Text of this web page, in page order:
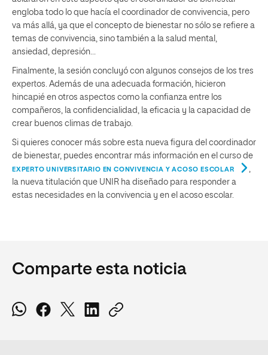
engloba todo lo que hacía el coordinador de convivencia, pero
va más allá, ya que el concepto de bienestar no sólo se refiere a
temas de convivencia, sino también a la salud mental,
ansiedad, depresión…
Finalmente, la sesión concluyó con algunos consejos de los tres
expertos. Además de una adecuada formación, hicieron
hincapié en otros aspectos como la confianza entre los
compañeros, la confidencialidad, la eficacia y la capacidad de
crear buenos climas de trabajo.
Si quieres conocer más sobre esta nueva figura del coordinador
de bienestar, puedes encontrar más información en el curso de
EXPERTO UNIVERSITARIO EN CONVIVENCIA Y ACOSO ESCOLAR
la nueva titulación que UNIR ha diseñado para responder a
estas necesidades en la convivencia y en el acoso escolar.
Comparte esta noticia